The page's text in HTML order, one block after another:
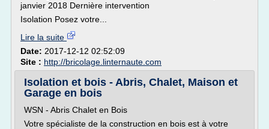
janvier 2018 Dernière intervention
Isolation Posez votre...
Lire la suite
Date: 2017-12-12 02:52:09
Site : http://bricolage.linternaute.com
Isolation et bois - Abris, Chalet, Maison et
Garage en bois
WSN - Abris Chalet en Bois
Votre spécialiste de la construction en bois est à votre